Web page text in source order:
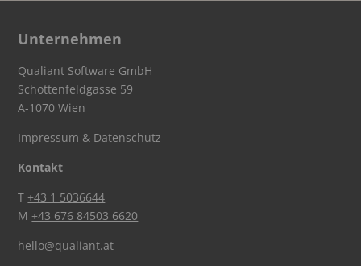
Unternehmen
Qualiant Software GmbH
Schottenfeldgasse 59
A-1070 Wien
Impressum & Datenschutz
Kontakt
T+43 1 5036644
M+43 676 84503 6620
hello@qualiant.at